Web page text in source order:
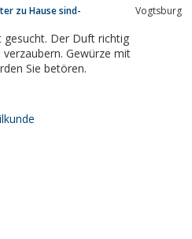
zu Hause sind-
Vogtsburg
gesucht. Der Duft richtig
Gewürze mit
Sie betören.